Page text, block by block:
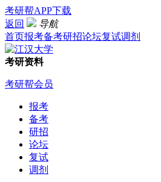
考研帮APP下载
返回
导航
首页报考备考研招论坛复试调剂
考研资料
考研帮会员
报考
备考
研招
论坛
复试
调剂